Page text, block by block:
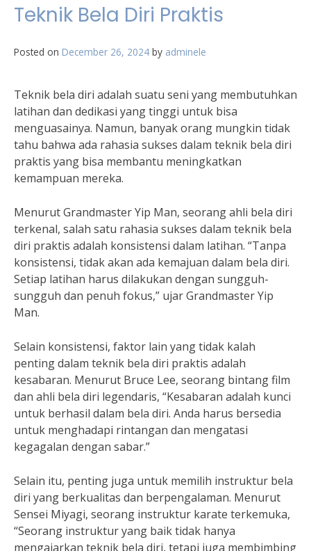
Teknik Bela Diri Praktis
Posted on December 26, 2024 by adminele
Teknik bela diri adalah suatu seni yang membutuhkan
latihan dan dedikasi yang tinggi untuk bisa
menguasainya. Namun, banyak orang mungkin tidak
tahu bahwa ada rahasia sukses dalam teknik bela diri
praktis yang bisa membantu meningkatkan
kemampuan mereka.
Menurut Grandmaster Yip Man, seorang ahli bela diri
terkenal, salah satu rahasia sukses dalam teknik bela
diri praktis adalah konsistensi dalam latihan. “Tanpa
konsistensi, tidak akan ada kemajuan dalam bela diri.
Setiap latihan harus dilakukan dengan sungguh-
sungguh dan penuh fokus,” ujar Grandmaster Yip
Man.
Selain konsistensi, faktor lain yang tidak kalah
penting dalam teknik bela diri praktis adalah
kesabaran. Menurut Bruce Lee, seorang bintang film
dan ahli bela diri legendaris, “Kesabaran adalah kunci
untuk berhasil dalam bela diri. Anda harus bersedia
untuk menghadapi rintangan dan mengatasi
kegagalan dengan sabar.”
Selain itu, penting juga untuk memilih instruktur bela
diri yang berkualitas dan berpengalaman. Menurut
Sensei Miyagi, seorang instruktur karate terkemuka,
“Seorang instruktur yang baik tidak hanya
mengajarkan teknik bela diri, tetapi juga membimbing